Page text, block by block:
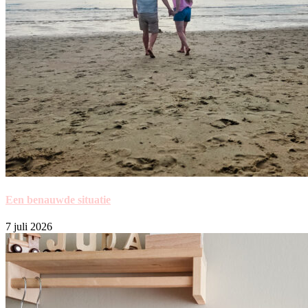
Een benauwde situatie
7 juli 2026